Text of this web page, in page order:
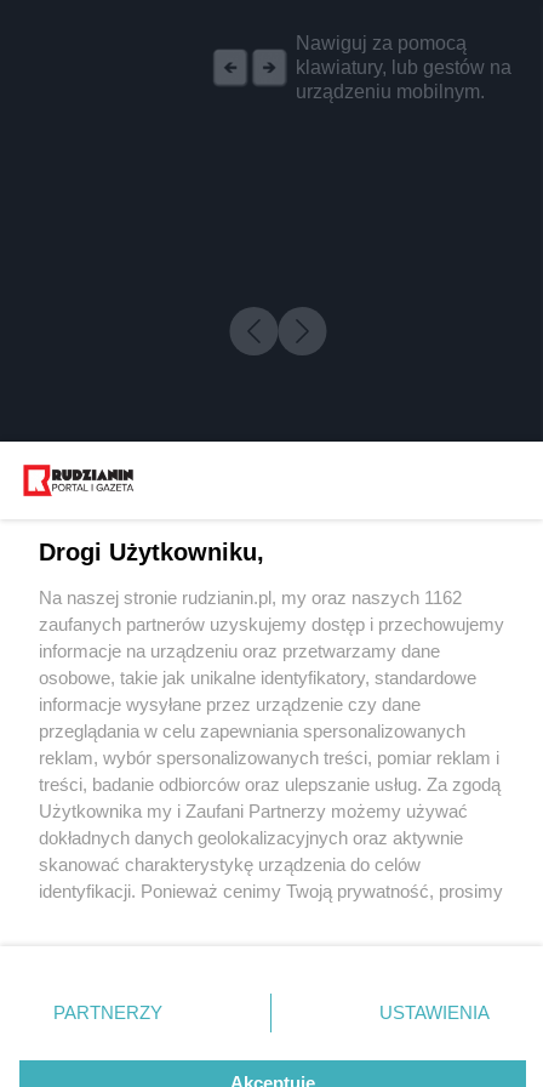
Nawiguj za pomocą
klawiatury, lub gestów na
urządzeniu mobilnym.
4 / 0
Wydawca mediów
Nie zapomnij
zapoznać się z:
polityką prywatności regulamin korzystania z portali
Twojemiasto
Piekary Śląskie
Chorzów
Tarnowskie Góry
Gliwice
Skontakuj sięz nami
Kontakt
Wydawca
Redakcja
Drogi Użytkowniku,
Na naszej stronie rudzianin.pl, my oraz naszych 1162
zaufanych partnerów uzyskujemy dostęp i przechowujemy
informacje na urządzeniu oraz przetwarzamy dane
osobowe, takie jak unikalne identyfikatory, standardowe
informacje wysyłane przez urządzenie czy dane
przeglądania w celu zapewniania spersonalizowanych
reklam, wybór spersonalizowanych treści, pomiar reklam i
treści, badanie odbiorców oraz ulepszanie usług. Za zgodą
Użytkownika my i Zaufani Partnerzy możemy używać
dokładnych danych geolokalizacyjnych oraz aktywnie
skanować charakterystykę urządzenia do celów
identyfikacji. Ponieważ cenimy Twoją prywatność, prosimy
prywatności znajdujący się w lewym dolnym rogu strony
. Niektóre rodzaje przetwarzania danych nie wymagają
zgody użytkownika, ale masz prawo sprzeciwić się
takiemu przetwarzaniu. Preferencje będą miały
PARTNERZY USTAWIENIA
Akceptuję